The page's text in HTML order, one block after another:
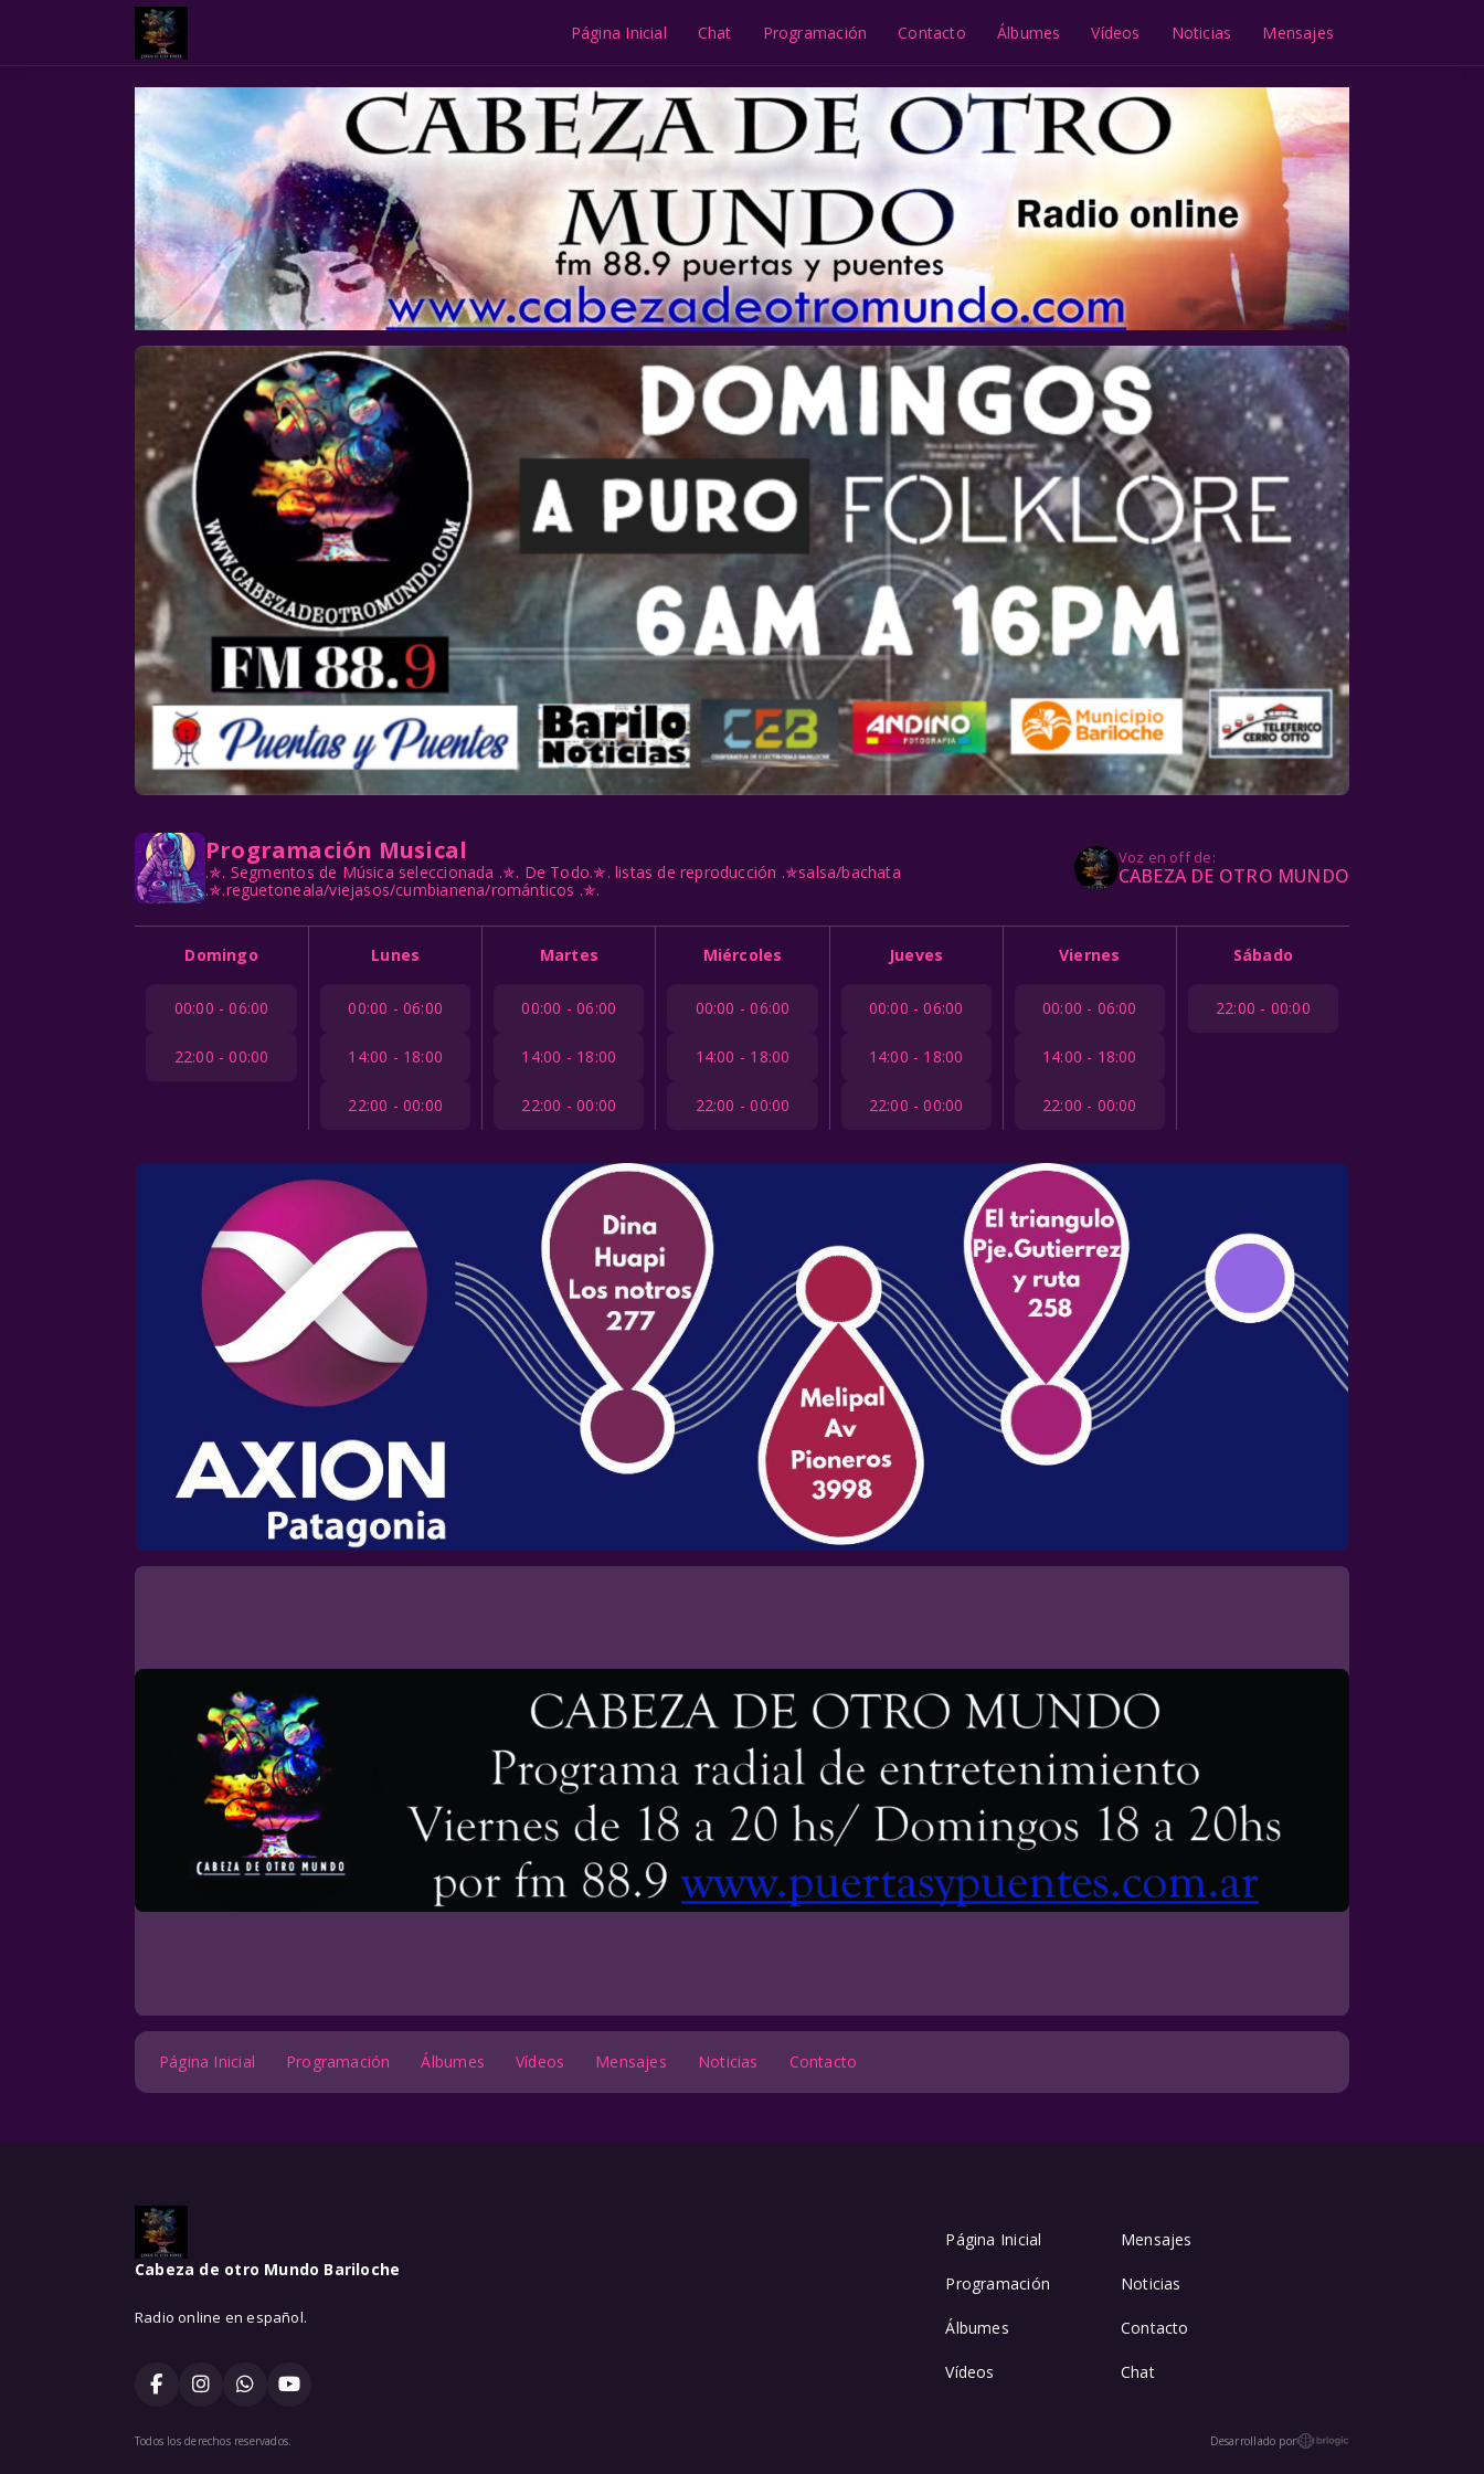
Página Inicial Chat Programación Contacto Álbumes Vídeos Noticias Mensajes
Programación Musical
.✯. Segmentos de Música seleccionada .✯. De Todo.✯. listas de reproducción .✯salsa/bachata
.✯.reguetoneala/viejasos/cumbianena/románticos .✯.
Voz en off de:
CABEZA DE OTRO MUNDO
Domingo
00:00 - 06:00
22:00 - 00:00
Lunes
00:00 - 06:00
14:00 - 18:00
22:00 - 00:00
Martes
00:00 - 06:00
14:00 - 18:00
22:00 - 00:00
Miércoles
00:00 - 06:00
14:00 - 18:00
22:00 - 00:00
Jueves
00:00 - 06:00
14:00 - 18:00
22:00 - 00:00
Viernes
00:00 - 06:00
14:00 - 18:00
22:00 - 00:00
Sábado
22:00 - 00:00
Página Inicial Programación Álbumes Vídeos Mensajes Noticias Contacto
Cabeza de otro Mundo Bariloche
Radio online en español.
Página Inicial
Programación
Álbumes
Vídeos
Mensajes
Noticias
Contacto
Chat
Todos los derechos reservados. Desarrollado por